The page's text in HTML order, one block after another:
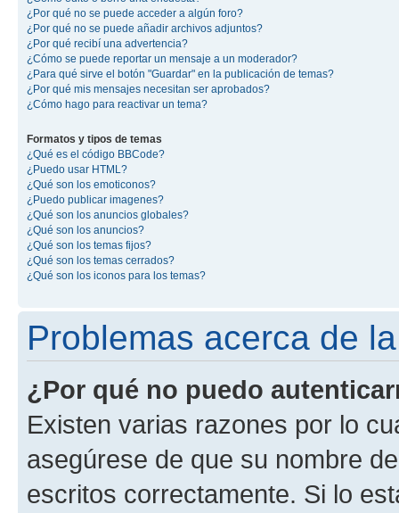
¿Por qué no se puede acceder a algún foro?
¿Por qué no se puede añadir archivos adjuntos?
¿Por qué recibí una advertencia?
¿Cómo se puede reportar un mensaje a un moderador?
¿Para qué sirve el botón "Guardar" en la publicación de temas?
¿Por qué mis mensajes necesitan ser aprobados?
¿Cómo hago para reactivar un tema?
Formatos y tipos de temas
¿Qué es el código BBCode?
¿Puedo usar HTML?
¿Qué son los emoticonos?
¿Puedo publicar imagenes?
¿Qué son los anuncios globales?
¿Qué son los anuncios?
¿Qué son los temas fijos?
¿Qué son los temas cerrados?
¿Qué son los iconos para los temas?
Problemas acerca de
¿Por qué no puedo
Existen varias razones por lo
asegúrese de que su nombre
escritos correctamente. Si lo